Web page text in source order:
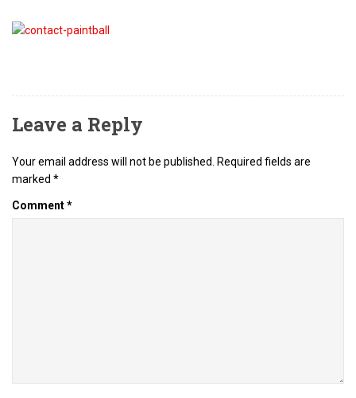
Leave a Reply
Your email address will not be published.
Required fields are
marked *
Comment*